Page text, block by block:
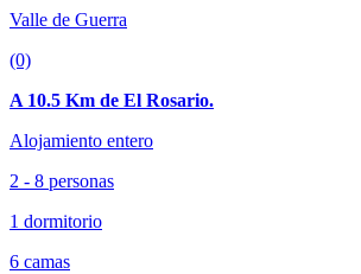
Valle de Guerra
(0)
A 10.5 Km de El Rosario.
Alojamiento entero
2 - 8 personas
1 dormitorio
6 camas